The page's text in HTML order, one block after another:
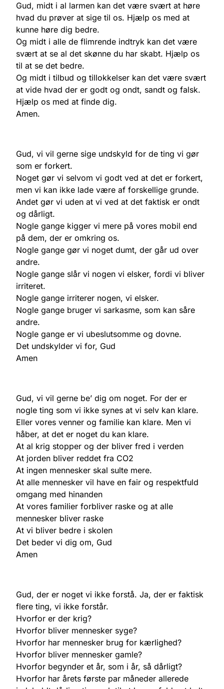
Gud, midt i al larmen kan det være svært at høre
hvad du prøver at sige til os. Hjælp os med at
kunne høre dig bedre.
Og midt i alle de flimrende indtryk kan det være
svært at se al det skønne du har skabt. Hjælp os
til at se det bedre.
Og midt i tilbud og tillokkelser kan det være svært
at vide hvad der er godt og ondt, sandt og falsk.
Hjælp os med at finde dig.
Amen.
Gud, vi vil gerne sige undskyld for de ting vi gør
som er forkert.
Noget gør vi selvom vi godt ved at det er forkert,
men vi kan ikke lade være af forskellige grunde.
Andet gør vi uden at vi ved at det faktisk er ondt
og dårligt.
Nogle gange kigger vi mere på vores mobil end
på dem, der er omkring os.
Nogle gange gør vi noget dumt, der går ud over
andre.
Nogle gange slår vi nogen vi elsker, fordi vi bliver
irriteret.
Nogle gange irriterer nogen, vi elsker.
Nogle gange bruger vi sarkasme, som kan såre
andre.
Nogle gange er vi ubeslutsomme og dovne.
Det undskylder vi for, Gud
Amen
Gud, vi vil gerne be’ dig om noget. For der er
nogle ting som vi ikke synes at vi selv kan klare.
Eller vores venner og familie kan klare. Men vi
håber, at det er noget du kan klare.
At al krig stopper og der bliver fred i verden
At jorden bliver reddet fra CO2
At ingen mennesker skal sulte mere.
At alle mennesker vil have en fair og respektfuld
omgang med hinanden
At vores familier forbliver raske og at alle
mennesker bliver raske
At vi bliver bedre i skolen
Det beder vi dig om, Gud
Amen
Gud, der er noget vi ikke forstå. Ja, der er faktisk
flere ting, vi ikke forstår.
Hvorfor er der krig?
Hvorfor bliver mennesker syge?
Hvorfor har mennesker brug for kærlighed?
Hvorfor bliver mennesker gamle?
Hvorfor begynder et år, som i år, så dårligt?
Hvorfor har årets første par måneder allerede